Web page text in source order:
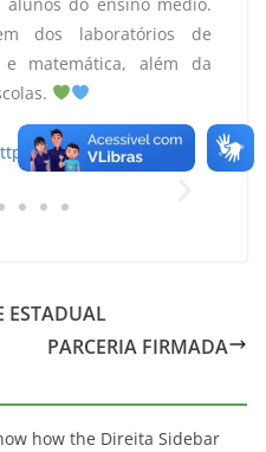
dos laboratórios de
matemática, além da
agencia.ac.gov.br
ESTADUAL
PARCERIA FIRMADA
how the Direita Sidebar